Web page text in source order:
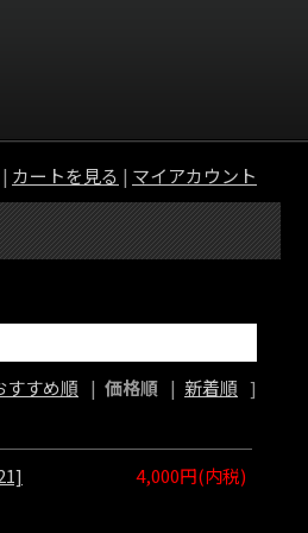
| カートを見る | マイアカウント
すすめ順 | 価格順 | 新着順 ]
4,000円(内税)